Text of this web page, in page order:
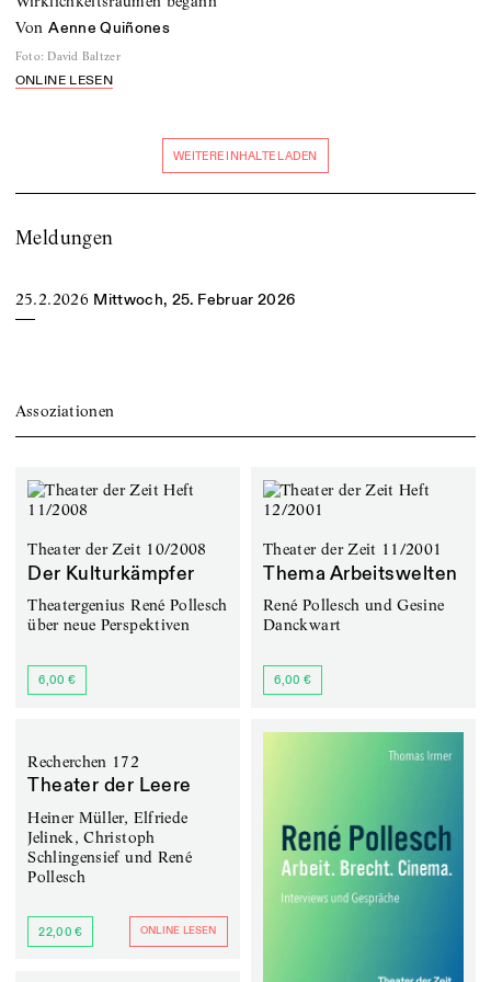
von Aenne Quiñones
Foto: David Baltzer
ONLINE LESEN
WEITERE INHALTE LADEN
Meldungen
25.2.2026 Mittwoch, 25. Februar 2026
Assoziationen
Theater der Zeit 10/2008
Der Kulturkämpfer
Theatergenius René Pollesch
über neue Perspektiven
6,00 €
Theater der Zeit 11/2001
Thema Arbeitswelten
René Pollesch und Gesine
Danckwart
6,00 €
Recherchen 172
Theater der Leere
Heiner Müller, Elfriede
Jelinek, Christoph
Schlingensief und René
Pollesch
22,00 € ONLINE LESEN